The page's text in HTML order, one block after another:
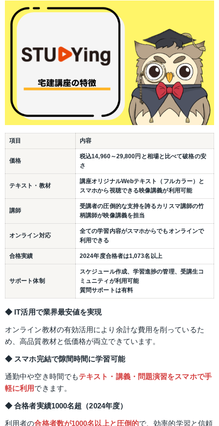
項目 内容
価格
税込14,960～29,800円と相場と比べて破格の安
さ
テキスト・教材
講座オリジナルWebテキスト（フルカラー）と
スマホから視聴できる映像講義が利用可能
講師
受講者の圧倒的な支持を誇るカリスマ講師の竹
柄講師が映像講義を担当
オンライン対応
全ての学習内容がスマホからでもオンラインで
利用できる
合格実績 2024年度合格者は1,073名以上
サポート体制
スケジュール作成、学習進捗の管理、受講生コ
ミュニティが利用可能
質問サポートは有料
◆ IT活用で業界最安値を実現
オンライン教材の有効活用により余計な費用を削っているた
め、高品質教材と低価格が両立できています。
◆ スマホ完結で隙間時間に学習可能
通勤中や空き時間でもテキスト・講義・問題演習をスマホで手
軽に利用できます。
◆ 合格者実績1000名超（2024年度）
利用者の合格者数が1000名以上と圧倒的で、効率的学習と信頼